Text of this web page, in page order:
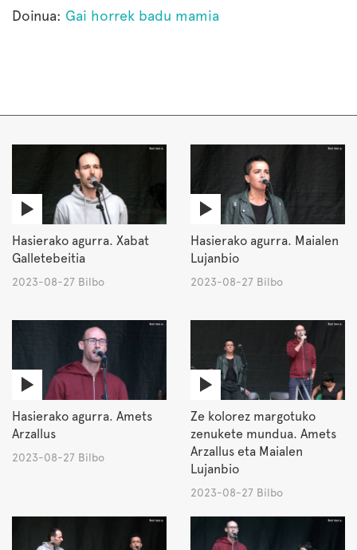
Doinua: Gai horrek badu mamia
Hasierako agurra. Xabat
Galletebeitia
2023-08-27 Bilbo
Hasierako agurra. Maialen
Lujanbio
2023-08-27 Bilbo
Hasierako agurra. Amets
Arzallus
2023-08-27 Bilbo
Ze kolorez margotuko
zenukete mundua. Amets
Arzallus eta Maialen
Lujanbio
2023-08-27 Bilbo